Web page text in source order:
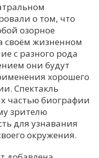
о том, что
озорное
своём жизненном
с разного рода
они будут
хорошего
Спектакль
частью биографии
зрителю
для узнавания
окружения.